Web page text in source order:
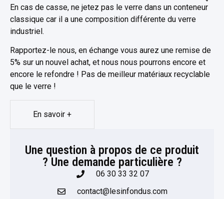
En cas de casse, ne jetez pas le verre dans un conteneur
classique car il a une composition différente du verre
industriel.
Rapportez-le nous, en échange vous aurez une remise de
5% sur un nouvel achat, et nous nous pourrons encore et
encore le refondre ! Pas de meilleur matériaux recyclable
que le verre !
En savoir +
Une question à propos de ce produit
? Une demande particulière ?​
06 30 33 32 07
contact@lesinfondus.com